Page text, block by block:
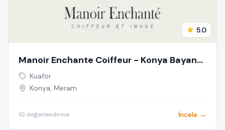
5.0
Manoir Enchante Coiffeur - Konya Bayan
Kuaförü & Güzellik Salonu - Kadın Kuaförü
-Meram Kuaför - Bayan Kuaförü - Konya
Kuaför
Konya, Meram
10 değerlendirme İncele →